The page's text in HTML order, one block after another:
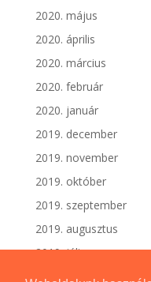
2020. május
2020. április
2020. március
2020. február
2020. január
2019. december
2019. november
2019. október
2019. szeptember
2019. augusztus
2019. július
2019. június